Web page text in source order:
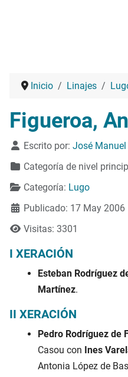
Inicio Linajes
Figueroa,
Detalles
Escrito por: José
Categoría de nivel
Categoría: Lugo
Publicado: 17 May 2006
Visitas: 3301
I XERACIÓN
Esteban Rodríguez
Martínez.
II XERACIÓN
Pedro Rodríguez de
Casou con Ines
Antonia López de